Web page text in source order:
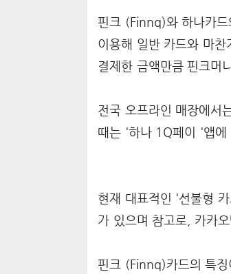
핀크 (Finnq)와 하나카
이용해 일반 카드와 마
결제한 금액만큼 핀크머
전국 오프라인 매장에서
때는 '하나 1Q페이 '앱에
현재 대표적인 '선불형
가 있으며 참고로, 카카
핀크 (Finnq)카드의 특